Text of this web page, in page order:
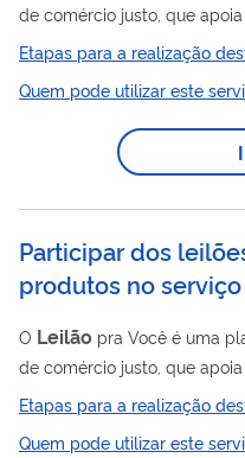
de comércio justo, que
na comercialização de seus
priorizando as necessidades da
gratuito ao solicitante que
operacional é do
Etapas para a realização
Quem pode utilizar este
Participar dos
produtos no
O Leilão pra Você é uma
de comércio justo, que
na comercialização de seus
Etapas para a realização
Quem pode utilizar este